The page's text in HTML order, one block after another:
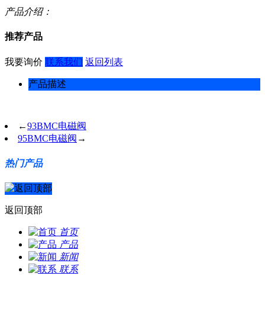
产品介绍：
推荐产品
我要询价 联系我们 返回列表
产品描述
←93BMC电磁阀
95BMC电磁阀 →
热门产品
返回顶部
首页
产品
新闻
联系